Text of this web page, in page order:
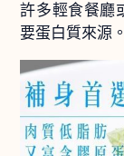
許多輕食餐廳
要蛋白質來源。